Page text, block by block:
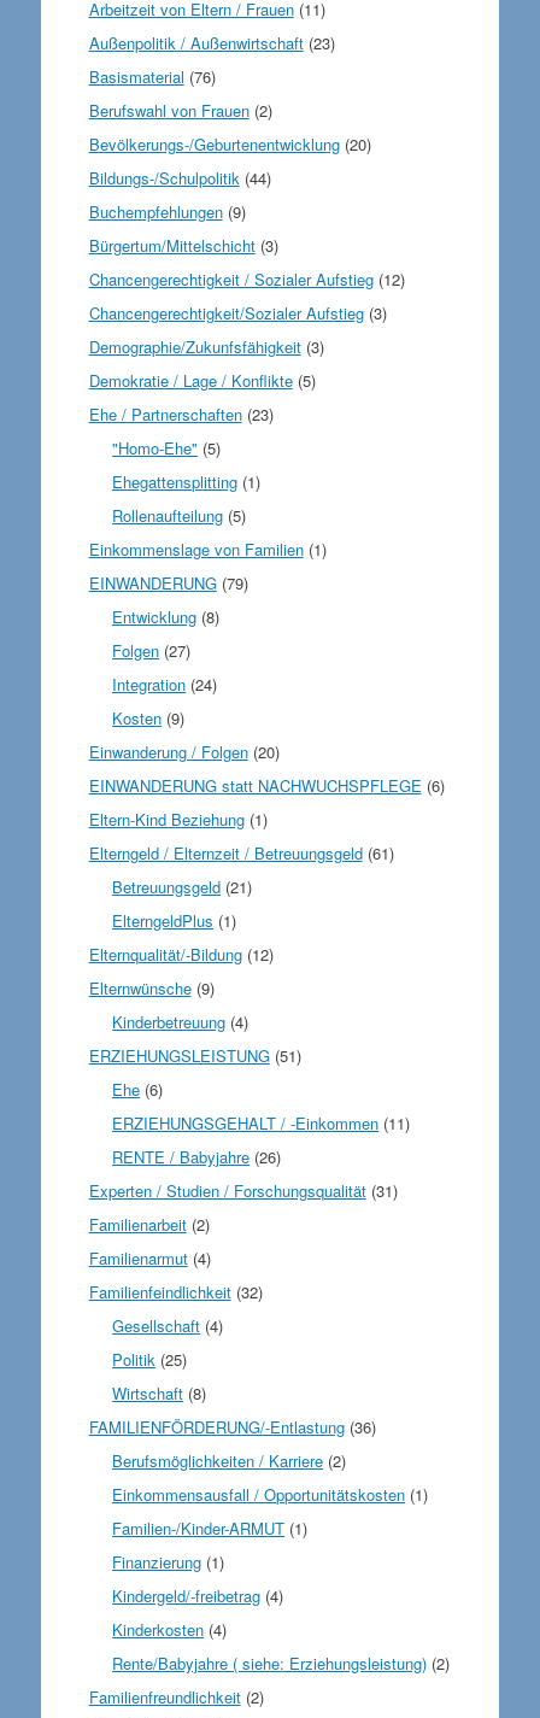
Arbeitzeit von Eltern / Frauen(11)
Außenpolitik / Außenwirtschaft(23)
Basismaterial (76)
Berufswahl von Frauen(2)
Bevölkerungs-/Geburtenentwicklung(20)
Bildungs-/Schulpolitik(44)
Buchempfehlungen(9)
Bürgertum/Mittelschicht(3)
Chancengerechtigkeit / Sozialer Aufstieg(12)
Chancengerechtigkeit/Sozialer Aufstieg(3)
Demographie/Zukunfsfähigkeit(3)
Demokratie / Lage / Konflikte(5)
Ehe / Partnerschaften(23)
"Homo-Ehe" (5)
Ehegattensplitting (1)
Rollenaufteilung (5)
Einkommenslage von Familien(1)
EINWANDERUNG(79)
Entwicklung (8)
Folgen (27)
Integration (24)
Kosten (9)
Einwanderung / Folgen(20)
EINWANDERUNG statt NACHWUCHSPFLEGE (6)
Eltern-Kind Beziehung(1)
Elterngeld / Elternzeit / Betreuungsgeld(61)
Betreuungsgeld (21)
ElterngeldPlus (1)
Elternqualität/-Bildung(12)
Elternwünsche(9)
Kinderbetreuung (4)
ERZIEHUNGSLEISTUNG(51)
Ehe (6)
ERZIEHUNGSGEHALT / -Einkommen (11)
RENTE / Babyjahre (26)
Experten / Studien / Forschungsqualität(31)
Familienarbeit(2)
Familienarmut(4)
Familienfeindlichkeit(32)
Gesellschaft (4)
Politik (25)
Wirtschaft (8)
FAMILIENFÖRDERUNG/-Entlastung(36)
Berufsmöglichkeiten / Karriere (2)
Einkommensausfall / Opportunitätskosten (1)
Familien-/Kinder-ARMUT (1)
Finanzierung (1)
Kindergeld/-freibetrag (4)
Kinderkosten (4)
Rente/Babyjahre ( siehe: Erziehungsleistung) (2)
Familienfreundlichkeit(2)